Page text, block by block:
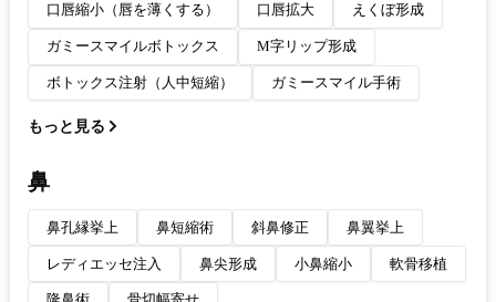
口唇縮小（唇を薄くする） 口唇拡大 えくぼ形成
ガミースマイルボトックス M字リップ形成
ボトックス注射（人中短縮） ガミースマイル手術
もっと見る
鼻
鼻孔縁挙上 鼻短縮術 斜鼻修正 鼻翼挙上
レディエッセ注入 鼻尖形成 小鼻縮小 軟骨移植